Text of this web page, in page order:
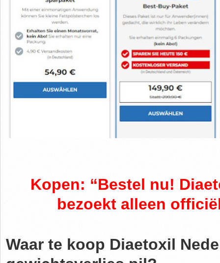
Kopen: “Bestel nu!
bezoekt alleen
Waar te koop Diaetoxil